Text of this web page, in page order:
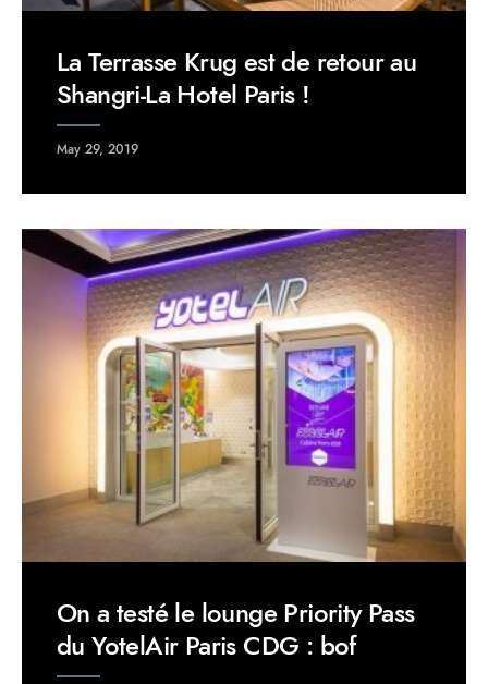
La Terrasse Krug est de retour au
Shangri-La Hotel Paris !
May 29, 2019
On a testé le lounge Priority Pass
du YotelAir Paris CDG : bof